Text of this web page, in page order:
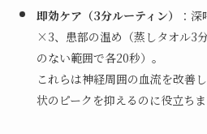
即効ケア（3分ルーティン）
：
×3、患部の温め（蒸しタオル3
のない範囲で各20秒）。
これらは神経周囲の血流を改善
状のピークを抑えるのに役立ちま